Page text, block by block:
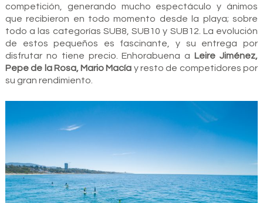
competición, generando mucho espectáculo y ánimos
que recibieron en todo momento desde la playa; sobre
todo a las categorías SUB8, SUB10 y SUB12. La evolución
de estos pequeños es fascinante, y su entrega por
disfrutar no tiene precio. Enhorabuena a Leire Jiménez,
Pepe de la Rosa, Mario Macía y resto de competidores por
su gran rendimiento.